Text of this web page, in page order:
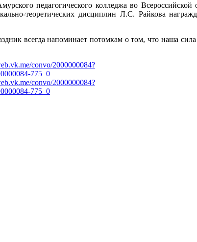
педагогического колледжа во Всероссийской
теоретических дисциплин Л.С. Райкова
всегда напоминает потомкам о том, что наша